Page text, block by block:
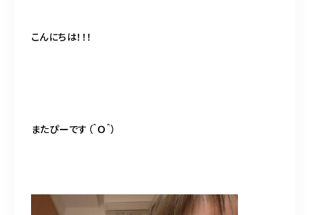
こんにちは！！！
またぴーです（＾Ｏ＾）